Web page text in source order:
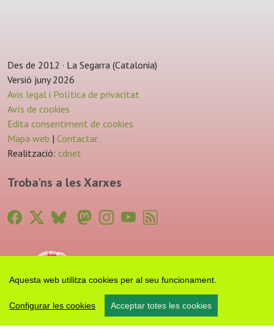
Aquesta web utilitza cookies per al seu funcionament.
Configurar les cookies Acceptar totes les cookies
Des de 2012 · La Segarra (Catalonia)
Versió juny 2026
Avis legal i Política de privacitat
Avís de cookies
Edita consentiment de cookies
Mapa web | Contactar
Realització: cdnet
Troba'ns a les Xarxes